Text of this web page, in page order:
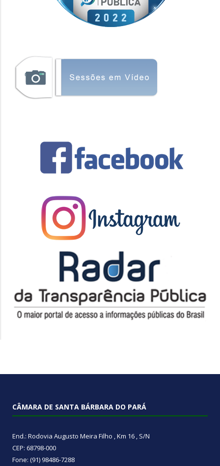
CÂMARA DE SANTA BÁRBARA DO PARÁ
End.: Rodovia Augusto Meira Filho , Km 16 , S/N
CEP: 68798-000
Fone: (91) 98486-7288